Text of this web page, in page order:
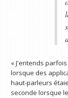
« J'entends
lorsque des
haut-parleurs
seconde lorsque